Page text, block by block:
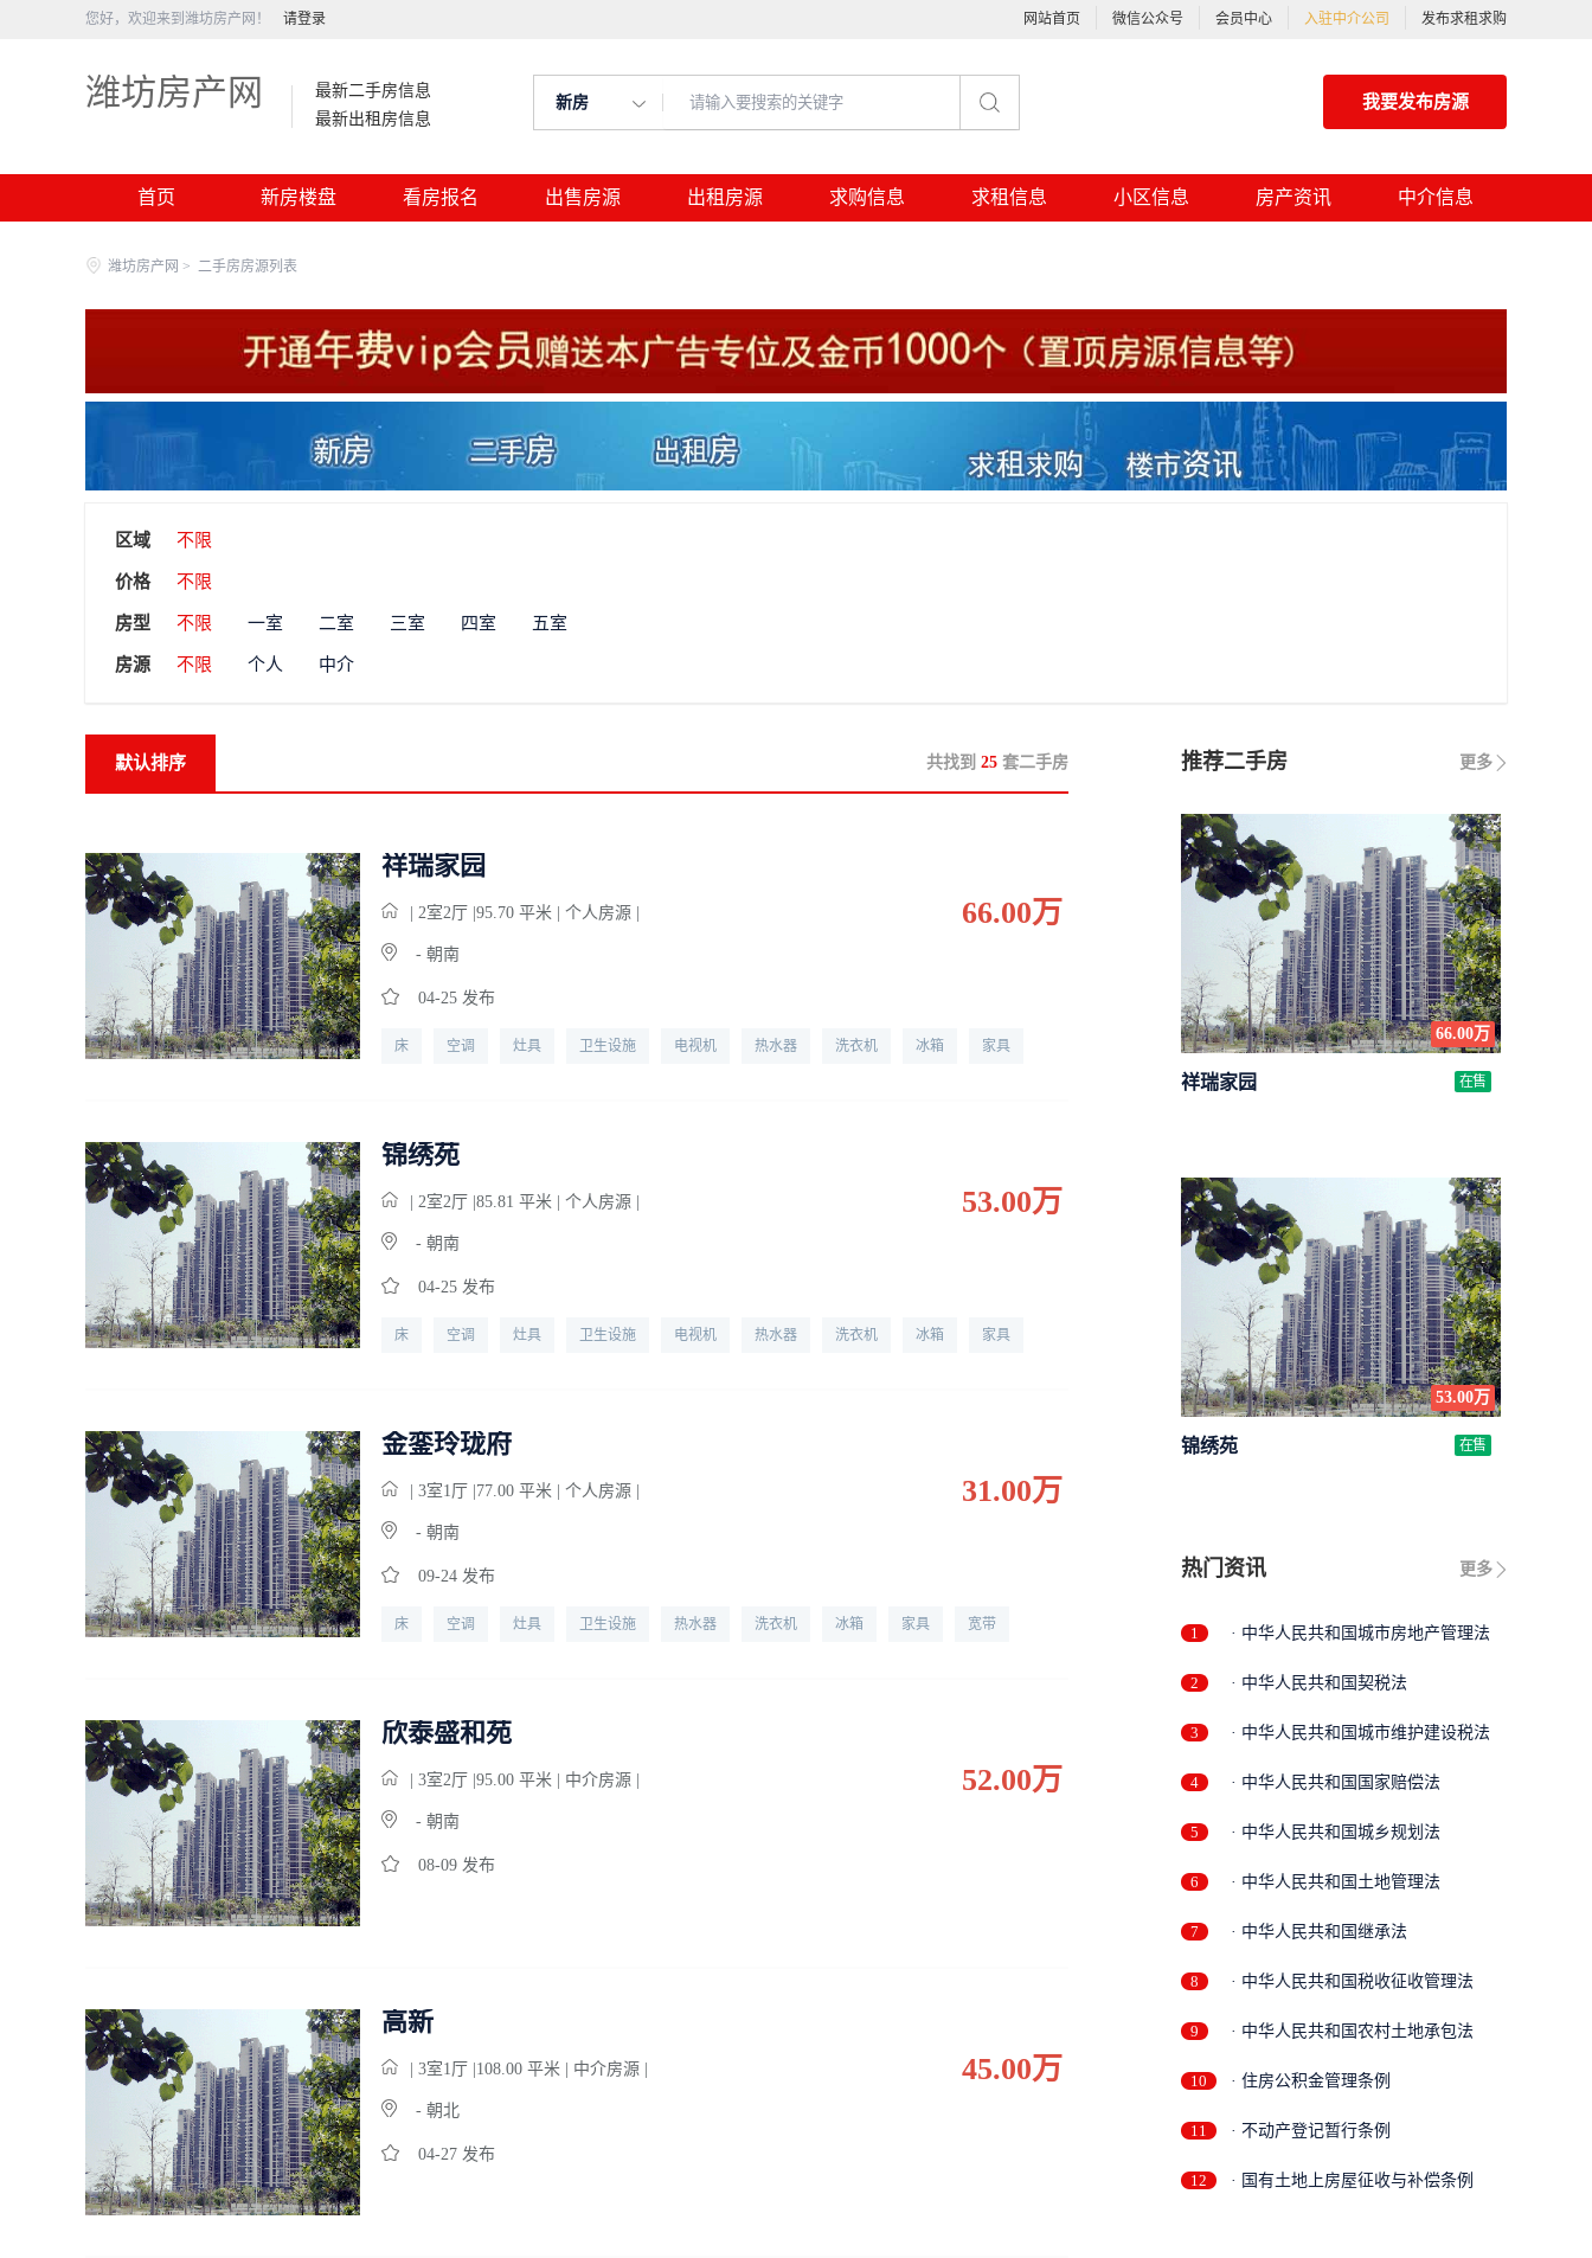
您好，欢迎来到潍坊房产网！ 请登录 网站首页 微信公众号 会员中心 入驻中介公司 发布求租求购
潍坊房产网
最新二手房信息
最新出租房信息
新房 我要发布房源
首页 新房楼盘 看房报名 出售房源 出租房源 求购信息 求租信息 小区信息 房产资讯 中介信息
潍坊房产网 > 二手房房源列表
区域 不限
价格 不限
房型 不限 一室 二室 三室 四室 五室
房源 不限 个人 中介
默认排序 共找到 25 套二手房
祥瑞家园
| 2室2厅 |95.70 平米 | 个人房源 |
- 朝南
04-25 发布
床 空调 灶具 卫生设施 电视机 热水器 洗衣机 冰箱 家具
66.00万
锦绣苑
| 2室2厅 |85.81 平米 | 个人房源 |
- 朝南
04-25 发布
床 空调 灶具 卫生设施 电视机 热水器 洗衣机 冰箱 家具
53.00万
金銮玲珑府
| 3室1 厅 |77.00 平米 | 个人房源 |
- 朝南
09-24 发布
床 空调 灶具 卫生设施 热水器 洗衣机 冰箱 家具 宽带
31.00万
欣泰盛和苑
| 3室2厅 |95.00 平米 | 中介房源 |
- 朝南
08-09 发布
52.00万
高新
| 3室1 厅 |108.00 平米 | 中介房源 |
- 朝北
04-27 发布
45.00万
更多
推荐二手房
66.00万
祥瑞家园 在售
53.00万
锦绣苑 在售
更多
热门资讯
1 · 中华人民共和国城市房地产管理法
2 · 中华人民共和国契税法
3 · 中华人民共和国城市维护建设税法
4 · 中华人民共和国国家赔偿法
5 · 中华人民共和国城乡规划法
6 · 中华人民共和国土地管理法
7 · 中华人民共和国继承法
8 · 中华人民共和国税收征收管理法
9 · 中华人民共和国农村土地承包法
10 · 住房公积金管理条例
11 · 不动产登记暂行条例
12 · 国有土地上房屋征收与补偿条例